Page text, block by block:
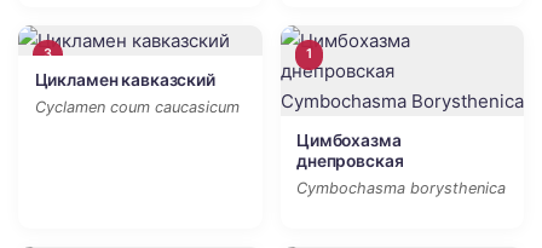
3
Цикламен кавказский
Cyclamen coum caucasicum
1
Цимбохазма
днепровская
Cymbochasma borysthenica